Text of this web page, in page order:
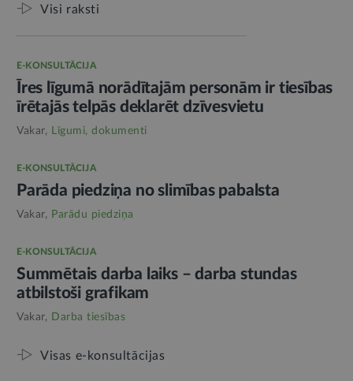
Visi raksti
E-KONSULTĀCIJA
Īres līgumā norādītajām personām ir tiesības
īrētajās telpās deklarēt dzīvesvietu
Vakar, Līgumi, dokumenti
E-KONSULTĀCIJA
Parāda piedziņa no slimības pabalsta
Vakar, Parādu piedziņa
E-KONSULTĀCIJA
Summētais darba laiks – darba stundas
atbilstoši grafikam
Vakar, Darba tiesības
Visas e-konsultācijas